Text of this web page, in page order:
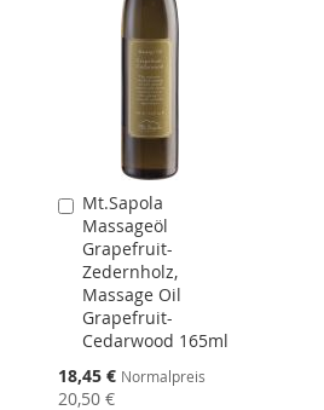
Mt.Sapola
Massageöl
Grapefruit-
Zedernholz,
Massage Oil
Grapefruit-
Cedarwood 165ml
Sonderangebot
18,45 € Normalpreis
20,50 €
In
den
Warenkorb